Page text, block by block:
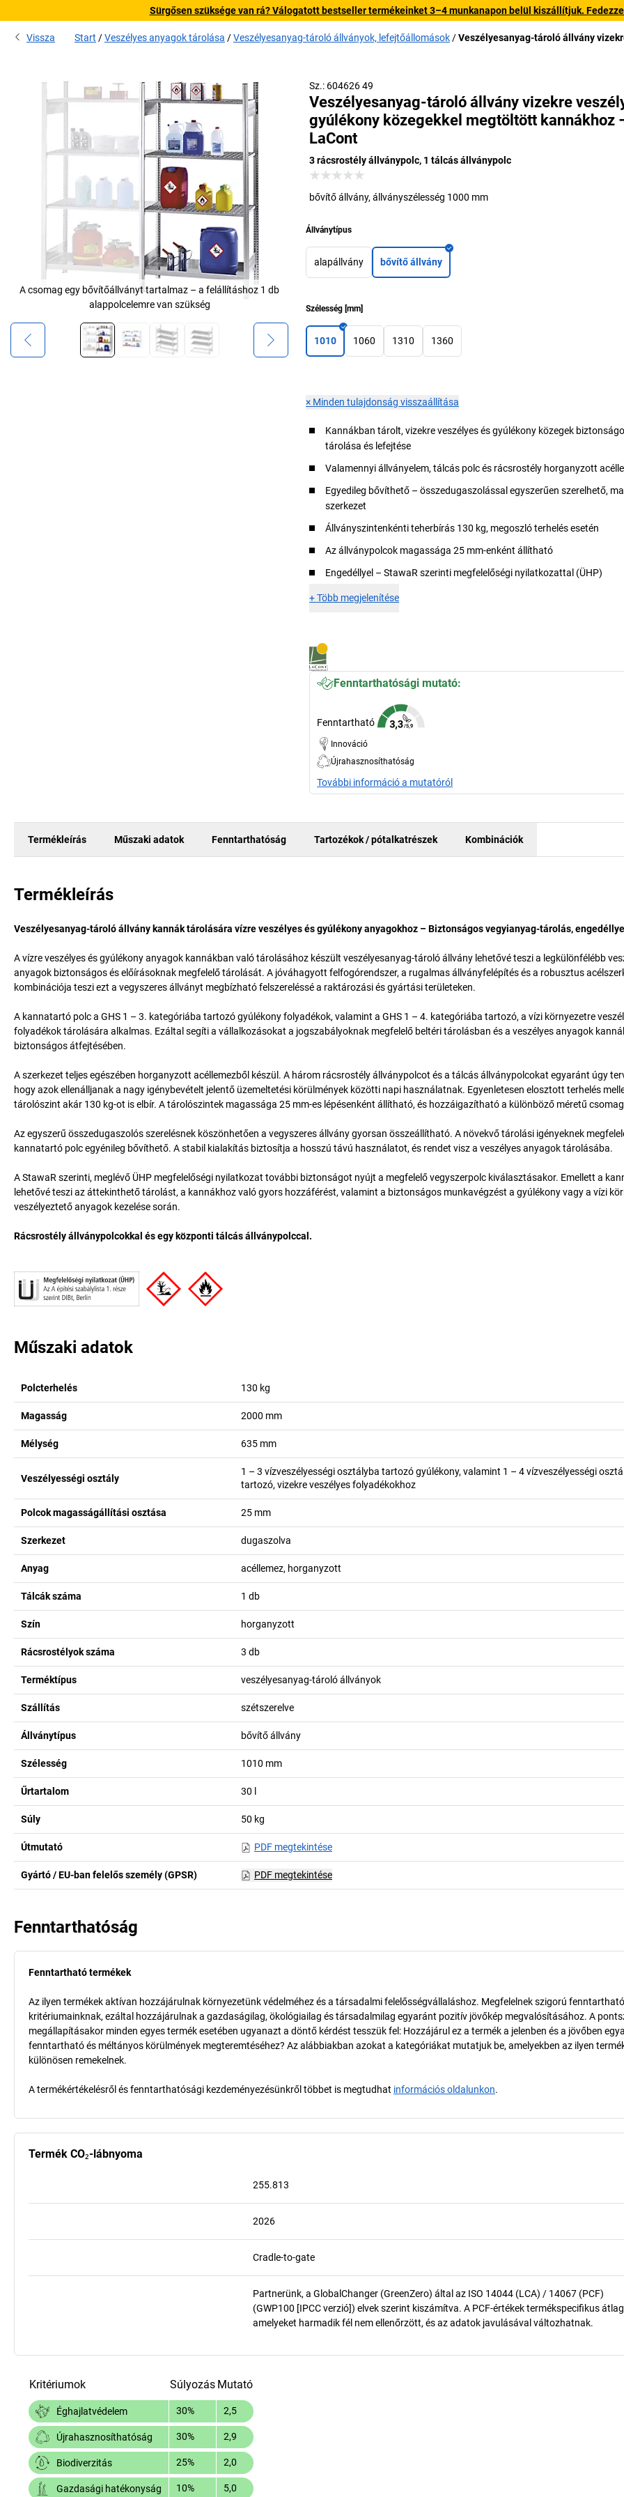
Sürgősen szüksége van rá? Válogatott bestseller termékeinket 3–4 munkanapon belül kiszállítjuk.
Vissza Start Veszélyes anyagok tárolása Veszélyesanyag-tároló állványok, lefejtőállomások Veszélyesanyag-tároló állvány
Sz.: 604626 49
Veszélyesanyag-tároló állvány vizekre
gyúlékony közegekkel megtöltött kannákhoz
LaCont
3 rácsrostély állványpolc, 1 tálcás állványpolc
bővítő állvány, állványszélesség 1000 mm
Állványtípus
alapállvány bővítő állvány
Szélesség [mm]
1010 1060 1310 1360
× Minden tulajdonság visszaállítása
Kannákban tárolt, vizekre veszélyes és gyúlékony közegek
tárolása és lefejtése
Valamennyi állványelem, tálcás polc és rácsrostély horganyzott
Egyedileg bővíthető – összedugaszolással egyszerűen szerelhető,
szerkezet
Állványszintenkénti teherbírás 130 kg, megoszló terhelés esetén
Az állványpolcok magassága 25 mm-enként állítható
Engedéllyel – StawaR szerinti megfelelőségi nyilatkozattal (ÜHP)
+Több megjelenítése
Fenntarthatósági mutató:
Fenntartható
Innováció
Újrahasznosíthatóság
További információ a mutatóról
A csomag egy bővítőállványt tartalmaz – a felállításhoz 1 db
alappolcelemre van szükség
Termékleírás Műszaki adatok Fenntarthatóság Tartozékok / pótalkatrészek Kombinációk
Termékleírás
Veszélyesanyag-tároló állvány kannák tárolására vízre veszélyes és gyúlékony anyagokhoz – Biztonságos vegyianyag-tárolás,
A vízre veszélyes és gyúlékony anyagok kannákban való tárolásához készült veszélyesanyag-tároló állvány lehetővé teszi a legkülönfélébb
anyagok biztonságos és előírásoknak megfelelő tárolását. A jóváhagyott felfogórendszer, a rugalmas állványfelépítés és a robusztus
kombinációja teszi ezt a vegyszeres állványt megbízható felszereléssé a raktározási és gyártási területeken.
A kannatartó polc a GHS 1 – 3. kategóriába tartozó gyúlékony folyadékok, valamint a GHS 1 – 4. kategóriába tartozó, a vízi környezetre
folyadékok tárolására alkalmas. Ezáltal segíti a vállalkozásokat a jogszabályoknak megfelelő beltéri tárolásban és a veszélyes anyagok
biztonságos átfejtésében.
A szerkezet teljes egészében horganyzott acéllemezből készül. A három rácsrostély állványpolcot és a tálcás állványpolcokat egyaránt úgy
hogy azok ellenálljanak a nagy igénybevételt jelentő üzemeltetési körülmények közötti napi használatnak. Egyenletesen elosztott terhelés
tárolószint akár 130 kg-ot is elbír. A tárolószintek magassága 25 mm-es lépésenként állítható, és hozzáigazítható a különböző méretű
Az egyszerű összedugaszolós szerelésnek köszönhetően a vegyszeres állvány gyorsan összeállítható. A növekvő tárolási igényeknek
kannatartó polc egyénileg bővíthető. A stabil kialakítás biztosítja a hosszú távú használatot, és rendet visz a veszélyes anyagok tárolásába.
A StawaR szerinti, meglévő ÜHP megfelelőségi nyilatkozat további biztonságot nyújt a megfelelő vegyszerpolc kiválasztásakor. Emellett a
lehetővé teszi az áttekinthető tárolást, a kannákhoz való gyors hozzáférést, valamint a biztonságos munkavégzést a gyúlékony vagy a vízi
veszélyeztető anyagok kezelése során.
Rácsrostély állványpolcokkal és egy központi tálcás állványpolccal.
Műszaki adatok
Polcterhelés 130 kg
Magasság 2000 mm
Mélység 635 mm
Veszélyességi osztály
1 – 3 vízveszélyességi osztályba tartozó gyúlékony, valamint 1 – 4 vízveszélyességi
tartozó, vizekre veszélyes folyadékokhoz
Polcok magasságállítási osztása 25 mm
Szerkezet dugaszolva
Anyag acéllemez, horganyzott
Tálcák száma 1 db
Szín horganyzott
Rácsrostélyok száma 3 db
Terméktípus veszélyesanyag-tároló állványok
Szállítás szétszerelve
Állványtípus bővítő állvány
Szélesség 1010 mm
Űrtartalom 30
Súly 50 kg
Útmutató PDF megtekintése
Gyártó / EU-ban felelős személy (GPSR) PDF megtekintése
Fenntarthatóság
Fenntartható termékek
Az ilyen termékek aktívan hozzájárulnak környezetünk védelméhez és a társadalmi felelősségvállaláshoz. Megfelelnek szigorú
kritériumainknak, ezáltal hozzájárulnak a gazdaságilag, ökológiailag és társadalmilag egyaránt pozitív jövőkép megvalósításához. A
megállapításakor minden egyes termék esetében ugyanazt a döntő kérdést tesszük fel: Hozzájárul ez a termék a jelenben és a jövőben
fenntartható és méltányos körülmények megteremtéséhez? Az alábbiakban azokat a kategóriákat mutatjuk be, amelyekben az ilyen
különösen remekelnek.
A termékértékelésről és fenntarthatósági kezdeményezésünkről többet is megtudhat információs oldalunkon.
Termék CO₂-lábnyoma
255.813
2026
Cradle-to-gate
Partnerünk, a GlobalChanger (GreenZero) által az ISO 14044 (LCA) / 14067 (PCF)
(GWP100 [IPCC verzió]) elvek szerint kiszámítva. A PCF-értékek termékspecifikus
amelyeket harmadik fél nem ellenőrzött, és az adatok javulásával változhatnak.
Kritériumok Súlyozás Mutató
Éghajlatvédelem 30% 2,5
Újrahasznosíthatóság 30% 2,9
Biodiverzitás 25% 2,0
Gazdasági hatékonyság 10% 5,0